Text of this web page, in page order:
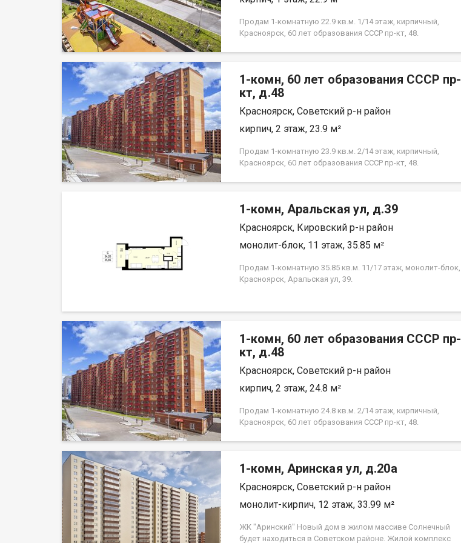
для комфортного проживания. Условия продажи:
договоренности.
Продам 1-комнатную 22.9 кв.м. 1/14 этаж, кирпичный,
Красноярск, 60 лет образования СССР пр-кт, 48.
1-комн, 60 лет образования СССР пр-
кт, д.48
Красноярск, Советский р-н район
кирпич, 2 этаж, 23.9 м²
Продам 1-комнатную 23.9 кв.м. 2/14 этаж, кирпичный,
Красноярск, 60 лет образования СССР пр-кт, 48.
1-комн, Аральская ул, д.39
Красноярск, Кировский р-н район
монолит-блок, 11 этаж, 35.85 м²
Продам 1-комнатную 35.85 кв.м. 11/17 этаж, монолит-блок,
Красноярск, Аральская ул, 39.
1-комн, 60 лет образования СССР пр-
кт, д.48
Красноярск, Советский р-н район
кирпич, 2 этаж, 24.8 м²
Продам 1-комнатную 24.8 кв.м. 2/14 этаж, кирпичный,
Красноярск, 60 лет образования СССР пр-кт, 48.
1-комн, Аринская ул, д.20а
Красноярск, Советский р-н район
монолит-кирпич, 12 этаж, 33.99 м²
ЖК "Аринский" Новый дом в жилом массиве Солнечный
будет находиться в Советском районе. Жилой комплекс